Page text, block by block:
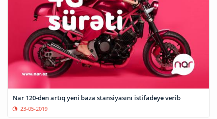
Nar 120-dən artıq yeni baza stansiyasını istifadəyə verib
23-05-2019